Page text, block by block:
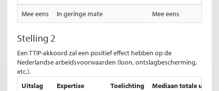
Mee eens In geringe mate Mee eens
Stelling 2
Een TTIP-akkoord zal een positief effect hebben op de
Nederlandse arbeidsvoorwaarden (loon, ontslagbescherming,
etc.).
Uitslag
Expertise Toelichting Mediaan totale uitslag